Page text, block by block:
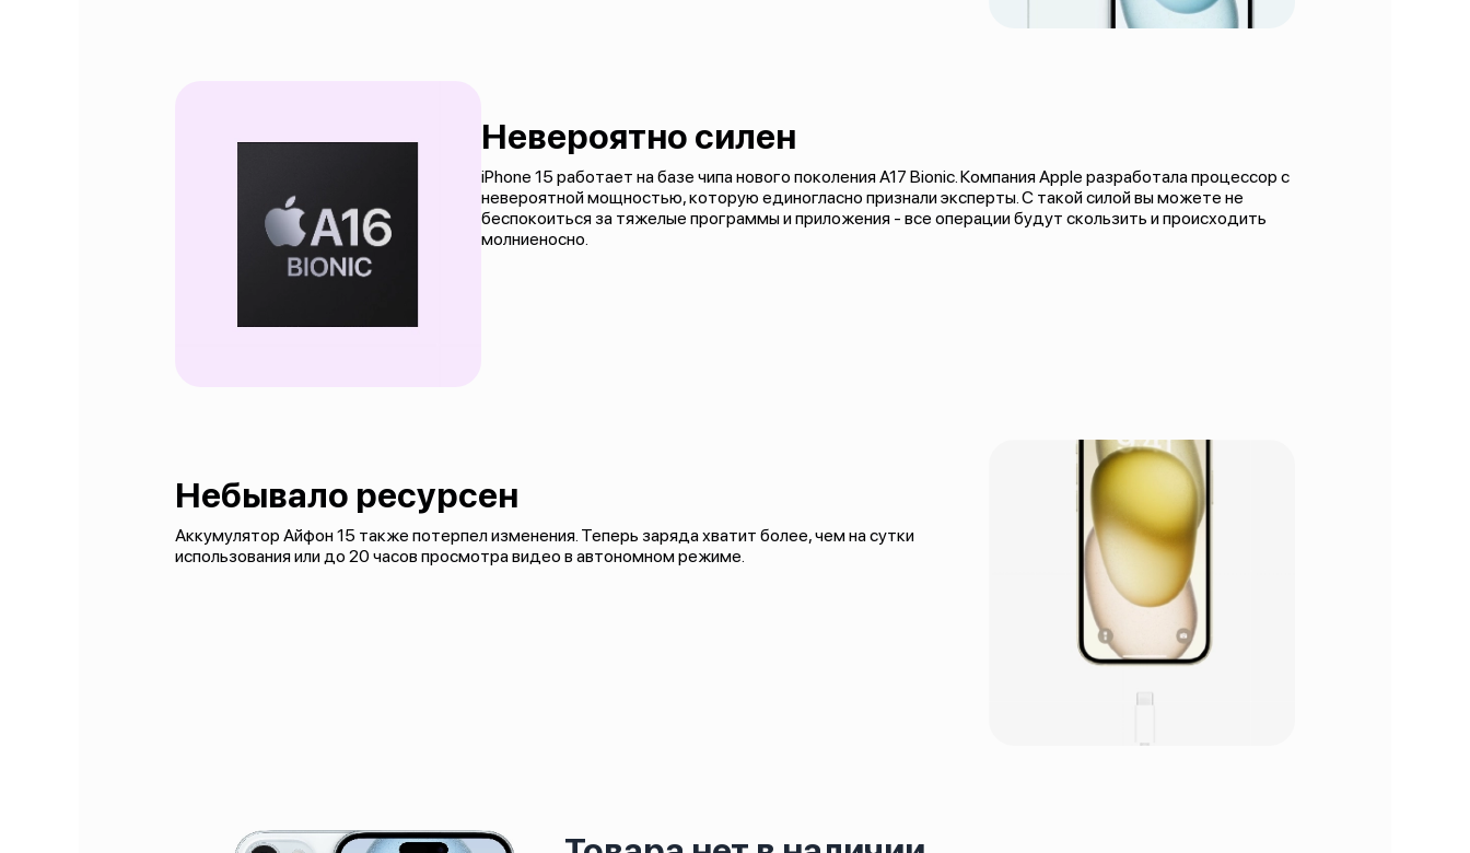
Невероятно силен
iPhone 15 работает на базе чипа нового поколения A17 Bionic. Компания Apple разработала процессор с
невероятной мощностью, которую единогласно признали эксперты. С такой силой вы можете не
беспокоиться за тяжелые программы и приложения - все операции будут скользить и происходить
молниеносно.
Небывало ресурсен
Аккумулятор Айфон 15 также потерпел изменения. Теперь заряда хватит более, чем на сутки
использования или до 20 часов просмотра видео в автономном режиме.